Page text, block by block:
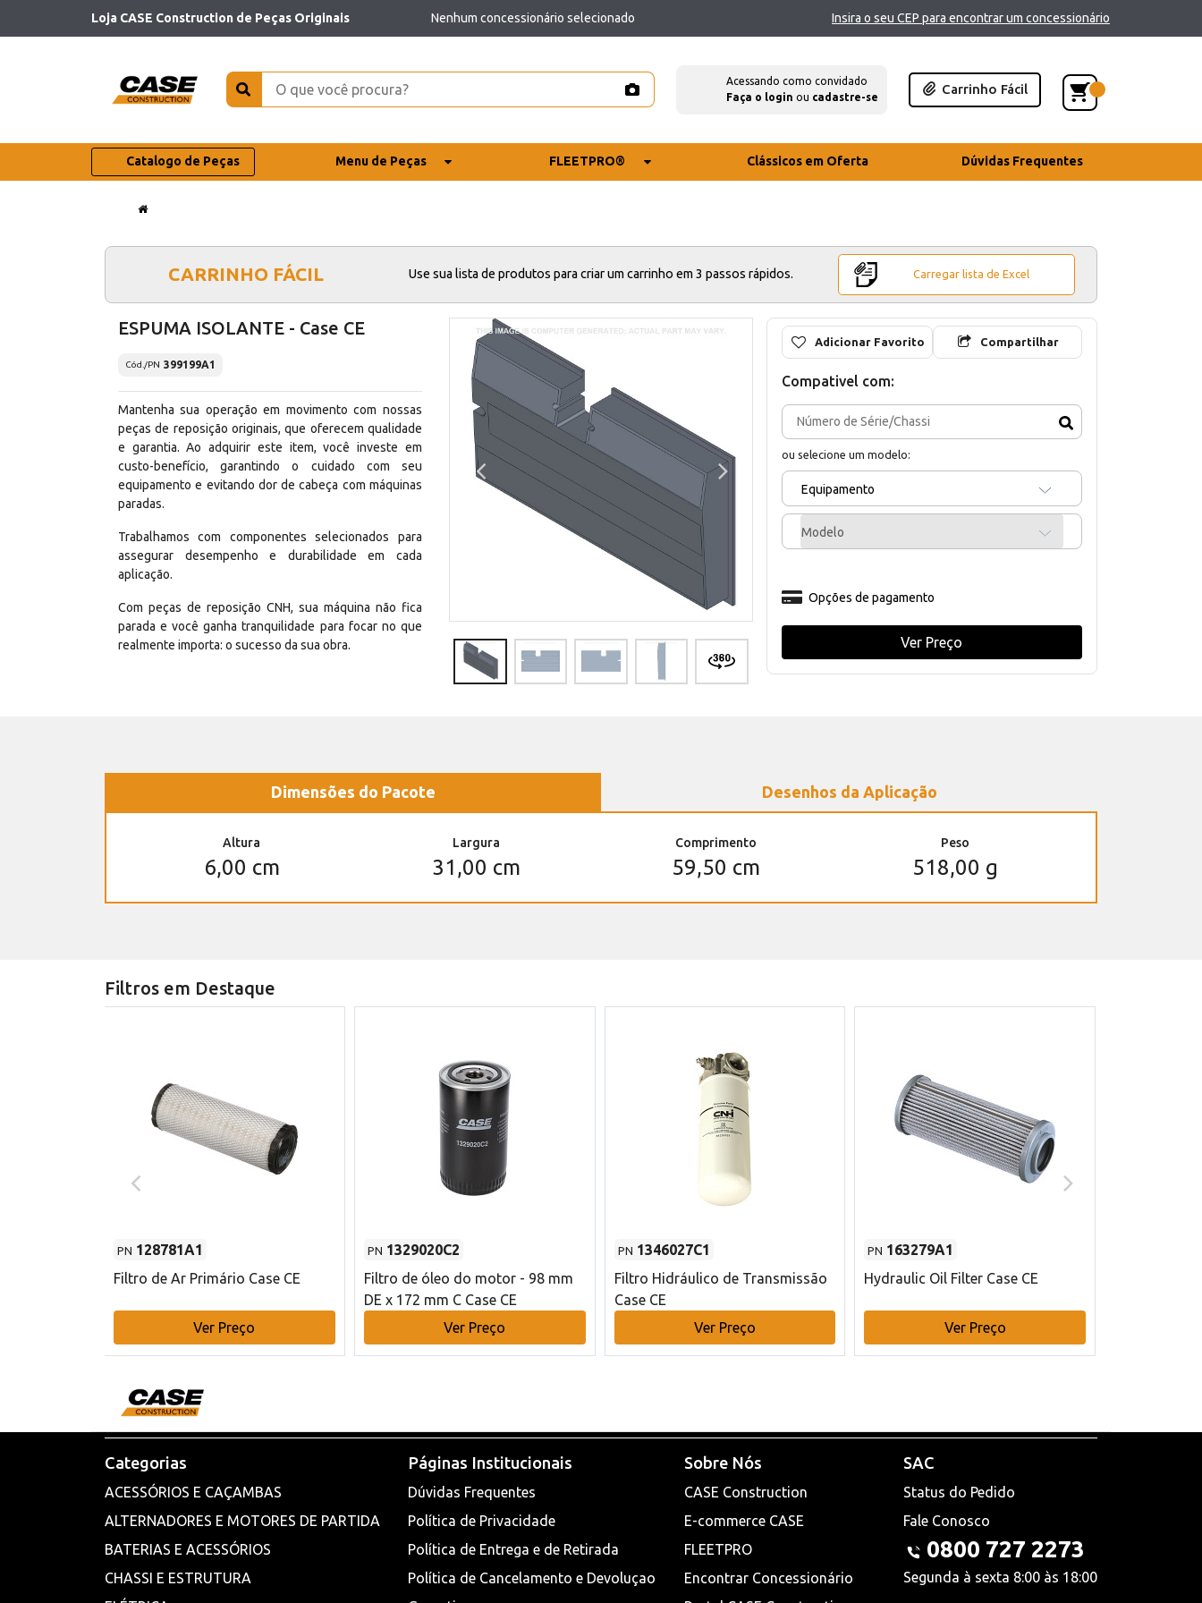
Loja CASE Construction de Peças Originais Nenhum concessionário selecionado Insira o seu CEP para encontrar um concessionário
Acessando como convidado
Faça o login ou cadastre-se
Carrinho Fácil
Catalogo de Peças Menu de Peças FLEETPRO® Clássicos em Oferta Dúvidas Frequentes
CARRINHO FÁCIL Use sua lista de produtos para criar um carrinho em 3 passos rápidos. Carregar lista de Excel
ESPUMA ISOLANTE - Case CE
Cód./PN 399199A1
Mantenha sua operação em movimento com nossas
peças de reposição originais, que oferecem qualidade
e garantia. Ao adquirir este item, você investe em
custo-benefício, garantindo o cuidado com seu
equipamento e evitando dor de cabeça com máquinas
paradas.
Trabalhamos com componentes selecionados para
assegurar desempenho e durabilidade em cada
aplicação.
Com peças de reposição CNH, sua máquina não fica
parada e você ganha tranquilidade para focar no que
realmente importa: o sucesso da sua obra.
Adicionar Favorito Compartilhar
Compativel com:
ou selecione um modelo:
Equipamento
Modelo
Opções de pagamento
Ver Preço
Dimensões do Pacote Desenhos da Aplicação
Altura
6,00 cm
Largura
31,00 cm
Comprimento
59,50 cm
Peso
518,00 g
Filtros em Destaque
PN 128781A1
Filtro de Ar Primário Case CE
Ver Preço
PN 1329020C2
Filtro de óleo do motor - 98 mm
DE x 172 mm C Case CE
Ver Preço
PN 1346027C1
Filtro Hidráulico de Transmissão
Case CE
Ver Preço
PN 163279A1
Hydraulic Oil Filter Case CE
Ver Preço
Categorias
ACESSÓRIOS E CAÇAMBAS
ALTERNADORES E MOTORES DE PARTIDA
BATERIAS E ACESSÓRIOS
CHASSI E ESTRUTURA
Páginas Institucionais
Dúvidas Frequentes
Política de Privacidade
Política de Entrega e de Retirada
Política de Cancelamento e Devoluçao
Sobre Nós
CASE Construction
E-commerce CASE
FLEETPRO
Encontrar Concessionário
SAC
Status do Pedido
Fale Conosco
0800 727 2273
Segunda à sexta 8:00 às 18:00